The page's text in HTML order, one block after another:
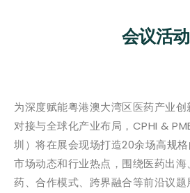
会议活动
为深度赋能粤港澳大湾区医药产业
对接与全球化产业布局，CPHI &
圳）将在展会现场打造20余场高规
市场动态和行业热点，围绕医药出
药、合作模式、跨界融合等前沿议